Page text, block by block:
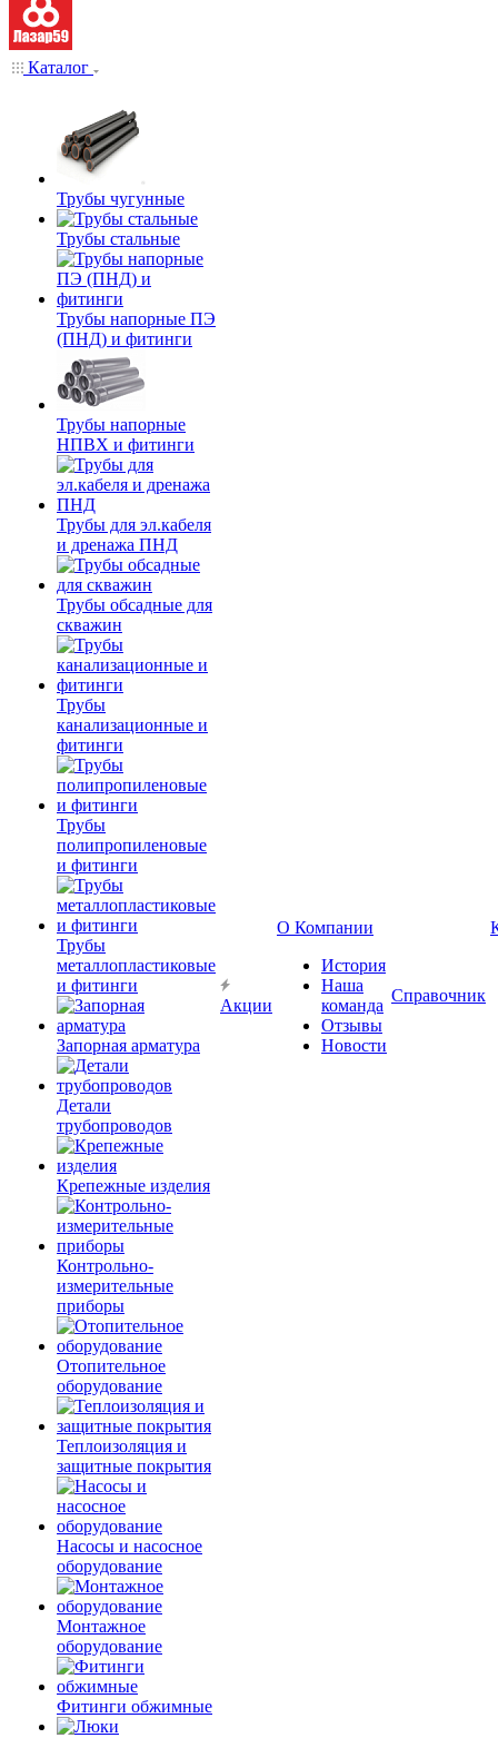
Каталог
Трубы чугунные
Трубы стальные
Трубы напорные ПЭ
(ПНД) и фитинги
Трубы напорные
НПВХ и фитинги
Трубы для эл.кабеля
и дренажа ПНД
Трубы обсадные для
скважин
Трубы
канализационные и
фитинги
Трубы
полипропиленовые
и фитинги
Трубы
металлопластиковые
и фитинги
Запорная арматура
Детали
трубопроводов
Крепежные изделия
Контрольно-
измерительные
приборы
Отопительное
оборудование
Теплоизоляция и
защитные покрытия
Насосы и насосное
оборудование
Монтажное
оборудование
Фитинги обжимные
Акции
О Компании
История
Наша
команда
Отзывы
Новости
Справочник